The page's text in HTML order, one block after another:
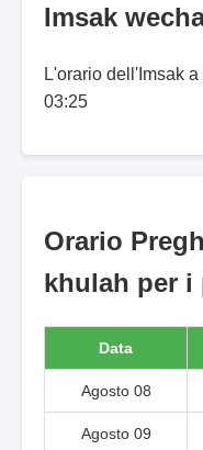
Imsak
L'orario dell'Imsak
03:25
Orario
khulah per i
Data
Agosto 08
Agosto 09